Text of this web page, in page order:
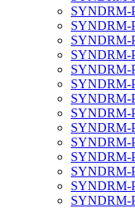
SYNDRM-
SYNDRM-
SYNDRM-
SYNDRM-
SYNDRM-
SYNDRM-
SYNDRM-
SYNDRM-
SYNDRM-
SYNDRM-
SYNDRM-
SYNDRM-
SYNDRM-
SYNDRM-